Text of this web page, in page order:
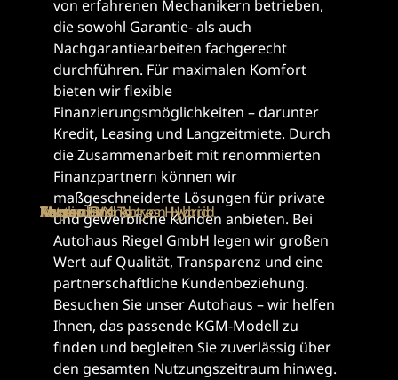
von erfahrenen Mechanikern betrieben,
die sowohl Garantie- als auch
Nachgarantiearbeiten fachgerecht
durchführen. Für maximalen Komfort
bieten wir flexible
Finanzierungsmöglichkeiten – darunter
Kredit, Leasing und Langzeitmiete. Durch
die Zusammenarbeit mit renommierten
Finanzpartnern können wir
maßgeschneiderte Lösungen für private
und gewerbliche Kunden anbieten. Bei
Autohaus Riegel GmbH legen wir großen
Wert auf Qualität, Transparenz und eine
partnerschaftliche Kundenbeziehung.
Besuchen Sie unser Autohaus – wir helfen
Ihnen, das passende KGM-Modell zu
finden und begleiten Sie zuverlässig über
den gesamten Nutzungszeitraum hinweg.
Tivoli
Korando
Torres und Torres Hybrid
Torres EVX
Actyon und Actyon Hybrid
Musso EV
Musso
Musso Grand
Rexton